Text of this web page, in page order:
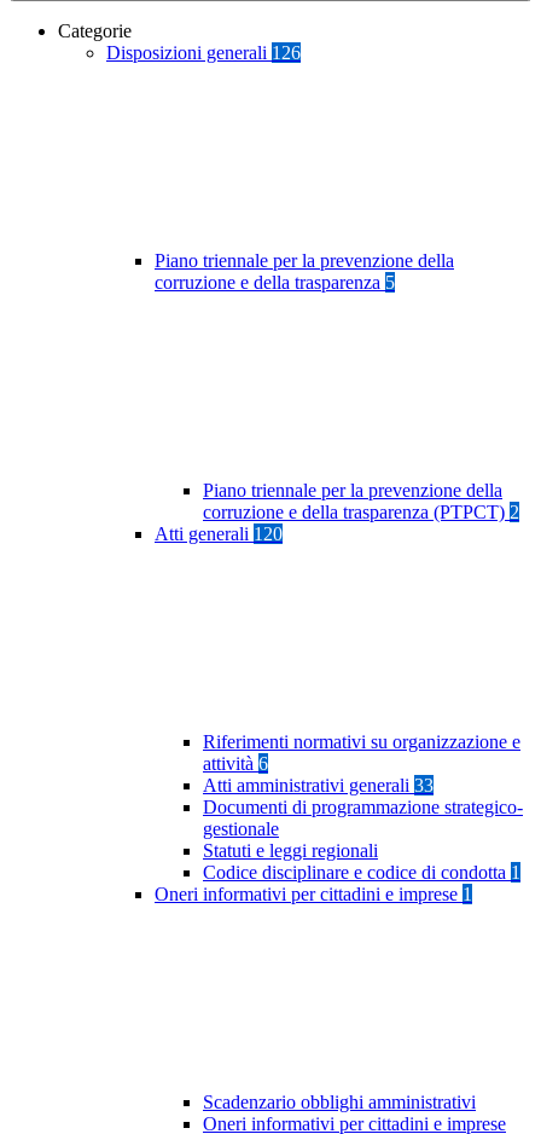
Categorie
Disposizioni generali 126
Piano triennale per la prevenzione della
corruzione e della trasparenza 5
Piano triennale per la prevenzione della
corruzione e della trasparenza (PTPCT) 2
Atti generali 120
Riferimenti normativi su organizzazione e
attività 6
Atti amministrativi generali 33
Documenti di programmazione strategico-
gestionale
Statuti e leggi regionali
Codice disciplinare e codice di condotta 1
Oneri informativi per cittadini e imprese 1
Scadenzario obblighi amministrativi
Oneri informativi per cittadini e imprese